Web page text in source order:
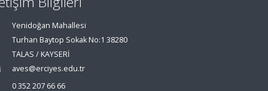
Yenidoğan Mahallesi
Turhan Baytop Sokak No:1 38280
TALAS / KAYSERİ
aves@erciyes.edu.tr
0 352 207 66 66